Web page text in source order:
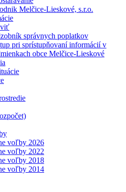
Melčice-Lieskové, s.r.o.
správnych poplatkov
pri sprístupňovaní informácií v
obce Melčice-Lieskové
voľby 2026
voľby 2022
voľby 2018
voľby 2014